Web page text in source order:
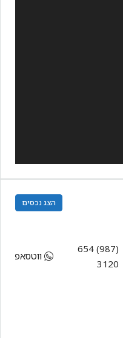
הצג נכסים
(987) 654
3120
ווטסאפ